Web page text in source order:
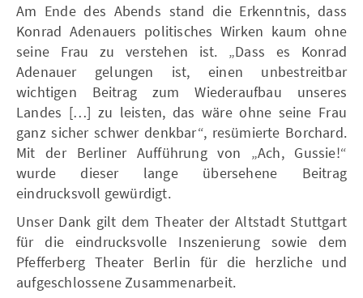
Am Ende des Abends stand die Erkenntnis, dass
Konrad Adenauers politisches Wirken kaum ohne
seine Frau zu verstehen ist. „Dass es Konrad
Adenauer gelungen ist, einen unbestreitbar
wichtigen Beitrag zum Wiederaufbau unseres
Landes […] zu leisten, das wäre ohne seine Frau
ganz sicher schwer denkbar“, resümierte Borchard.
Mit der Berliner Aufführung von „Ach, Gussie!“
wurde dieser lange übersehene Beitrag
eindrucksvoll gewürdigt.
Unser Dank gilt dem Theater der Altstadt Stuttgart
für die eindrucksvolle Inszenierung sowie dem
Pfefferberg Theater Berlin für die herzliche und
aufgeschlossene Zusammenarbeit.